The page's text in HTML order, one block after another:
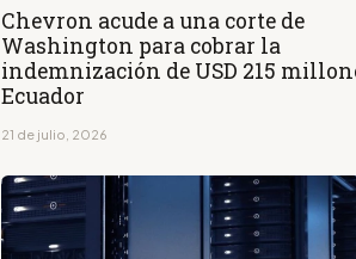
Chevron acude a una corte de
Washington para cobrar la
indemnización de USD 215
Ecuador
21 de julio, 2026